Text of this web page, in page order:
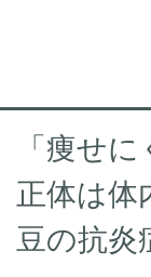
「痩せ
正体は体
豆の抗炎